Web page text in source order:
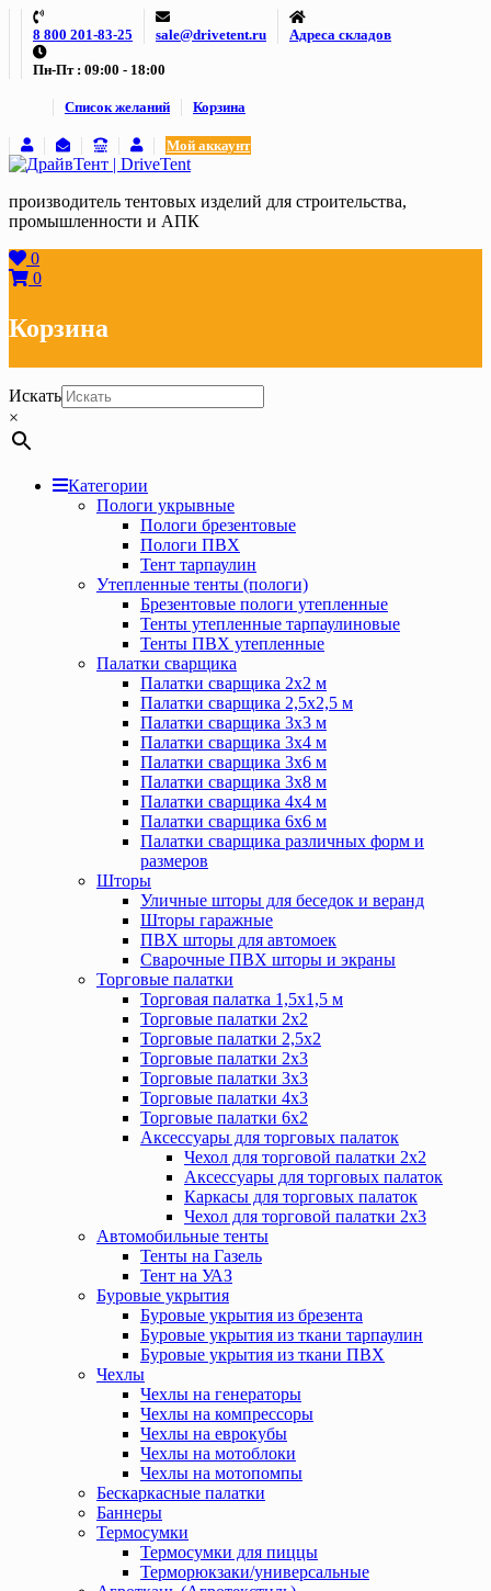
Skip
content
8 800 201-83-25 sale@drivetent.ru Адреса складов
Пн-Пт : 09:00 - 18:00
Список желаний Корзина
Мой аккаунт
производитель тентовых изделий для строительства,
промышленности и АПК
0
0
Корзина
Искать
×
Категории
Пологи укрывные
Пологи брезентовые
Пологи ПВХ
Тент тарпаулин
Утепленные тенты (пологи)
Брезентовые пологи утепленные
Тенты утепленные тарпаулиновые
Тенты ПВХ утепленные
Палатки сварщика
Палатки сварщика 2х2 м
Палатки сварщика 2,5х2,5 м
Палатки сварщика 3х3 м
Палатки сварщика 3х4 м
Палатки сварщика 3х6 м
Палатки сварщика 3х8 м
Палатки сварщика 4х4 м
Палатки сварщика 6х6 м
Палатки сварщика различных форм и
размеров
Шторы
Уличные шторы для беседок и веранд
Шторы гаражные
ПВХ шторы для автомоек
Сварочные ПВХ шторы и экраны
Торговые палатки
Торговая палатка 1,5х1,5 м
Торговые палатки 2х2
Торговые палатки 2,5х2
Торговые палатки 2х3
Торговые палатки 3х3
Торговые палатки 4х3
Торговые палатки 6х2
Аксессуары для торговых палаток
Чехол для торговой палатки 2х2
Аксессуары для торговых палаток
Каркасы для торговых палаток
Чехол для торговой палатки 2х3
Автомобильные тенты
Тенты на Газель
Тент на УАЗ
Буровые укрытия
Буровые укрытия из брезента
Буровые укрытия из ткани тарпаулин
Буровые укрытия из ткани ПВХ
Чехлы
Чехлы на генераторы
Чехлы на компрессоры
Чехлы на еврокубы
Чехлы на мотоблоки
Чехлы на мотопомпы
Бескаркасные палатки
Баннеры
Термосумки
Термосумки для пиццы
Терморюкзаки/универсальные